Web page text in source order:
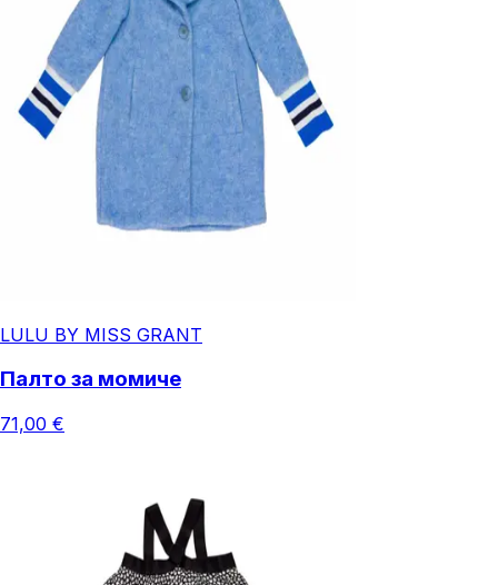
LULU BY MISS GRANT
Палто за момиче
71,00 €